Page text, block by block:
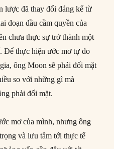
lược đã thay đổi đáng kể từ
đoạn đầu cầm quyền của
chưa thực sự trở thành một
Để thực hiện ước mơ tự do
ông Moon sẽ phải đối mặt
so với những gì mà
phải đối mặt.
mơ của mình, nhưng ông
và lưu tâm tới thực tế